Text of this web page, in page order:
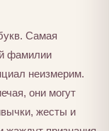
Самая
фамилии
неизмерим.
они могут
жесты и